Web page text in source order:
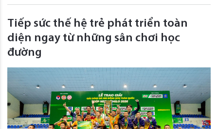
Tiếp sức thế hệ trẻ phát triển toàn
diện ngay từ những sân chơi học
đường